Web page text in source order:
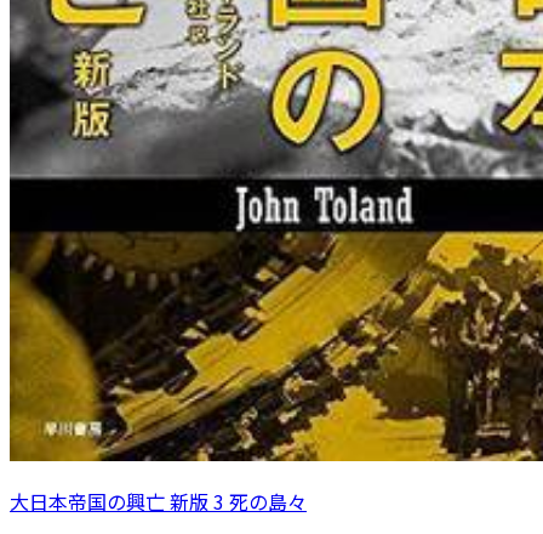
大日本帝国の興亡 新版 3 死の島々